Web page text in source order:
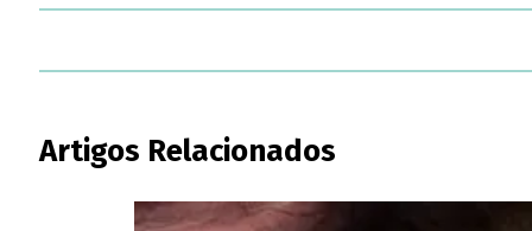
Artigos Relacionados